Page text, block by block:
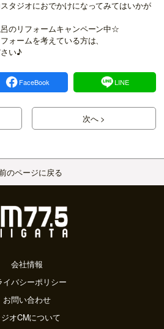
タジオにおでかけになってみてはいかが
のリフォームキャンペーン中☆
ォームを考えている方は、
い♪
FaceBook LINE
次へ >
のページに戻る
会社情報
イバシーポリシー
お問い合わせ
オCMについて